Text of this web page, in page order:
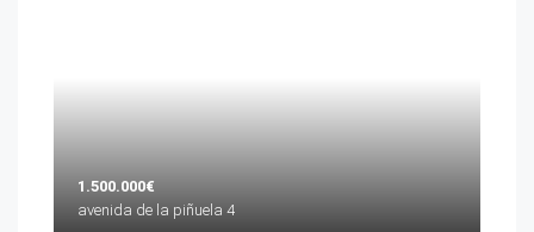
1.500.000€
avenida de la piñuela 4